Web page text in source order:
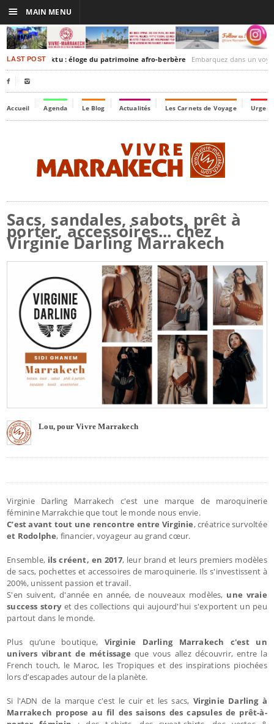
LAST POSTTimbuktu : éloge du patrimoine afro-berbère Embarquez dans un voyage culturel dans le
 
Accueil Agenda Le Blog Actualités Les Carnets de Voyage
Sacs, sandales, sabots, prêt à
porter, accessoires... chez
Virginie Darling Marrakech
Lou, pour Vivre Marrakech
Virginie Darling Marrakech c'est une marque de maroquinerie
féminine Marrakchie que tout le monde nous envie.
C’est avant tout une rencontre entre Virginie, créatrice survoltée
et Rodolphe, financier, voyageur au grand cœur.
Ensemble, ils créent, en 2017, leur brand et leurs premiers modèles
de sacs, pochettes et accessoires de maroquinerie. Ils s'investissent à
200%, unissent passion et travail.
S'en suivent, d'année en année, de nouveaux modèles, une vraie
success storyet des collections qui aujourd'hui s'exportent un peu
partout dans le monde.
Plus qu’une boutique, Virginie Darling Marrakech c'est un
univers vibrant de métissage que vous allez découvrir, entre la
French touch, le Maroc, les Tropiques et des inspirations piochées
lors d’escapades autour de la planète.
Si l'ADN de la marque c'est le cuir et les sacs, Virginie Darling à
Marrakech propose au fil des saisons des capsules de prêt-à-
☰ MAIN MENU